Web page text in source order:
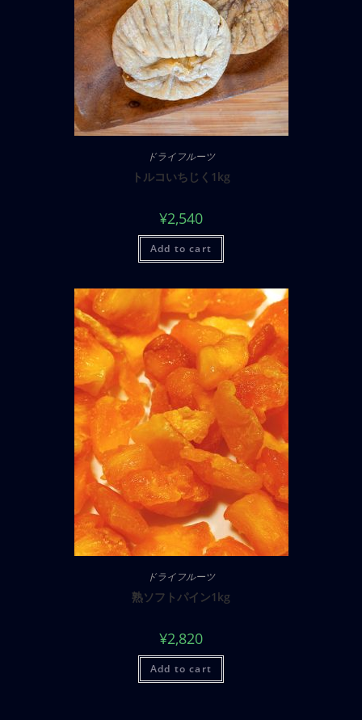
ドライフルーツ
トルコいちじく1kg
¥2,540
Add to cart
ドライフルーツ
熟ソフトパイン1kg
¥2,820
Add to cart